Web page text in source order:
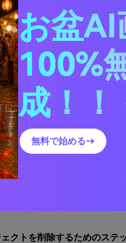
高のウォーターマーク除去ツー
ラインオブジ
ましくないオブジェクトを完璧
ことはないため、ビデオの品質
るサイズのビデオをサポートし
、オンラインで
るので、インストールせずにビ
すると、デバイスのストレー
ジェクトを削除できるようにな
クトを削除するためのステ
お盆AI
100%
成！！
無料で始める→